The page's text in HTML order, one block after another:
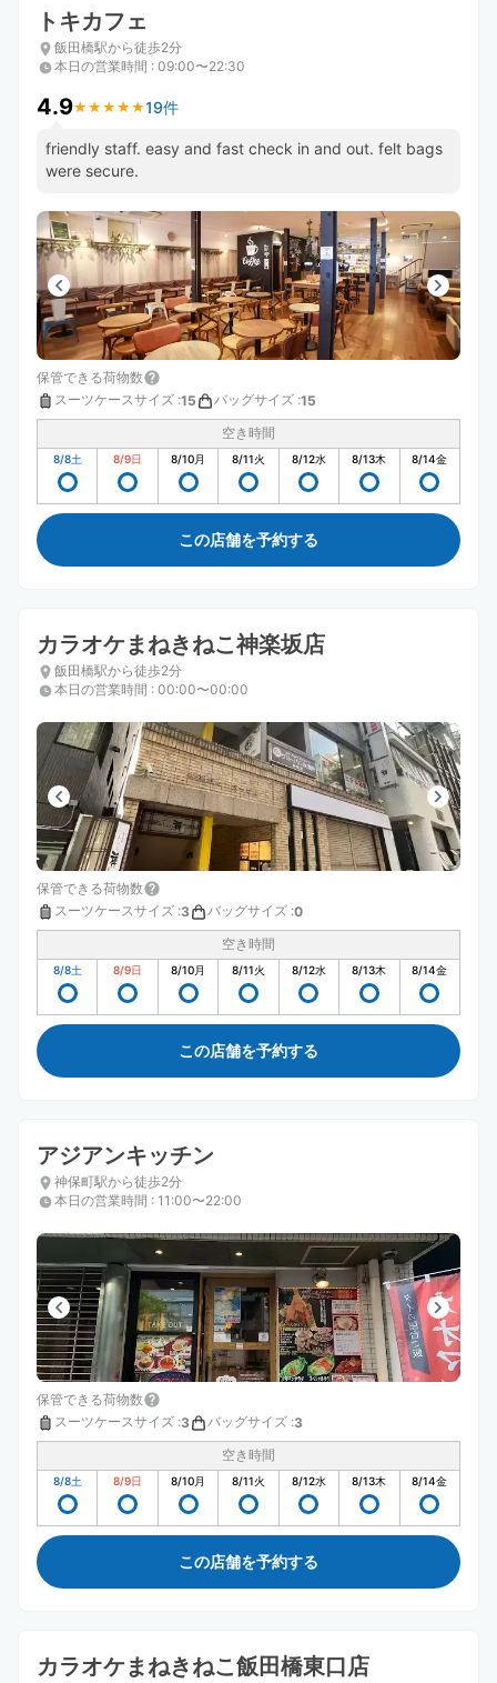
トキカフェ
飯田橋駅から徒歩2分
本日の営業時間 : 09:00〜22:30
4.9★ ★ ★ ★ ★
★ ★ ★ ★ ★19件
friendly staff. easy and fast check in and out. felt bags
were secure.
保管できる荷物数
スーツケースサイズ :15 バッグサイズ :15
空き時間
8/8土 8/9日 8/10月 8/11火 8/12水 8/13木 8/14金
この店舗を予約する
カラオケまねきねこ神楽坂店
飯田橋駅から徒歩2分
本日の営業時間 : 00:00〜00:00
保管できる荷物数
スーツケースサイズ :3 バッグサイズ :0
空き時間
8/8土 8/9日 8/10月 8/11火 8/12水 8/13木 8/14金
この店舗を予約する
アジアンキッチン
神保町駅から徒歩2分
本日の営業時間 : 11:00〜22:00
保管できる荷物数
スーツケースサイズ :3 バッグサイズ :3
空き時間
8/8土 8/9日 8/10月 8/11火 8/12水 8/13木 8/14金
この店舗を予約する
カラオケまねきねこ飯田橋東口店